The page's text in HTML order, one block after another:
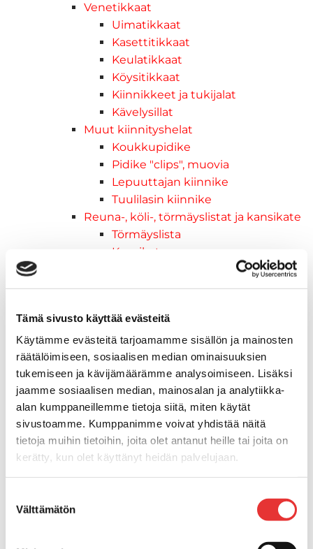
Tämä sivusto käyttää evästeitä
Käytämme evästeitä tarjoamamme sisällön ja mainosten
räätälöimiseen, sosiaalisen median ominaisuuksien
tukemiseen ja kävijämäärämme analysoimiseen. Lisäksi
jaamme sosiaalisen median, mainosalan ja analytiikka-
alan kumppaneillemme tietoja siitä, miten käytät
sivustoamme. Kumppanimme voivat yhdistää näitä
tietoja muihin tietoihin, joita olet antanut heille tai joita on
kerätty, kun olet käyttänyt heidän palvelujaan.
valinta
Välttämätön
Venetikkaat
Uimatikkaat
Kasettitikkaat
Keulatikkaat
Köysitikkaat
Kiinnikkeet ja tukijalat
Kävelysillat
Muut kiinnityshelat
Koukkupidike
Pidike "clips", muovia
Lepuuttajan kiinnike
Tuulilasin kiinnike
Reuna-, köli-, törmäyslistat ja kansikate
Törmäyslista
Kansikate
Alumiinilistat
Kiinnitysvarret
SUP-laudan telineet
Kuljetusrampit
Askelmat
Kuljetusramppien tarvikkeet
Kädensija, metallia
Taavetit
Venetuolit ja -tuolinjalat
Liukukoneistot
Tuolinjalat